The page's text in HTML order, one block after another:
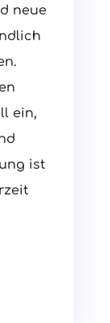
neue
ein,
ist